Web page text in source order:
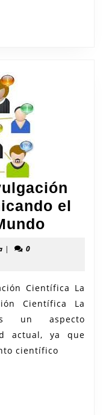
el
el
d-|
0
Científica La
Científica La
un aspecto
actual, ya que
científico